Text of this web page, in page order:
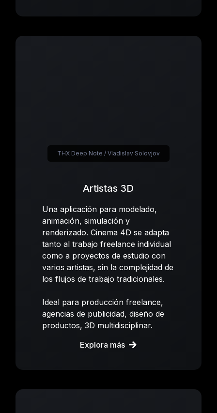
Artistas 3D
Una aplicación para modelado,
animación, simulación y
renderizado. Cinema 4D se adapta
tanto al trabajo freelance individual
como a proyectos de estudio con
varios artistas, sin la complejidad de
los flujos de trabajo tradicionales.
Ideal para producción freelance,
agencias de publicidad, diseño de
productos, 3D multidisciplinar.
Explora más
THX Deep Note / Vladislav Solovjov